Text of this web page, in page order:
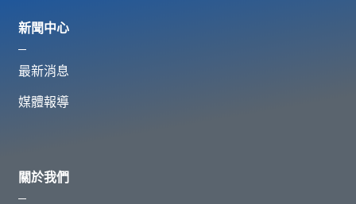
新聞中心
最新消息
媒體報導
關於我們